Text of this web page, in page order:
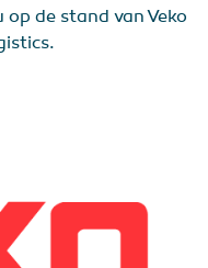
de stand van Veko